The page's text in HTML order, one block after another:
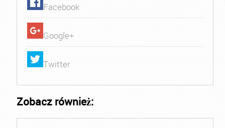
Facebook
Google+
Twitter
Zobacz również: